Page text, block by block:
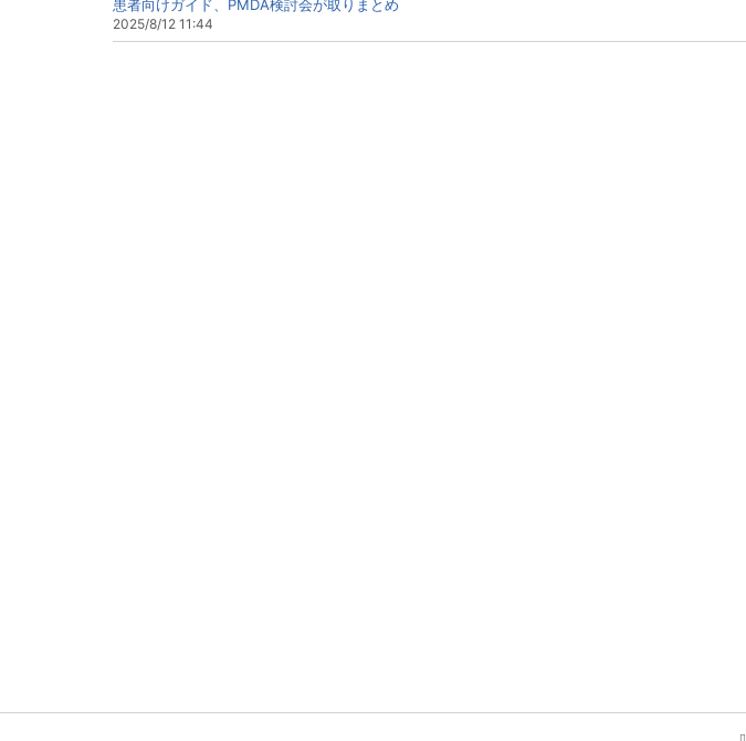
患者向けガイド、PMDA検討会が取りまとめ
2025/8/12 11:44